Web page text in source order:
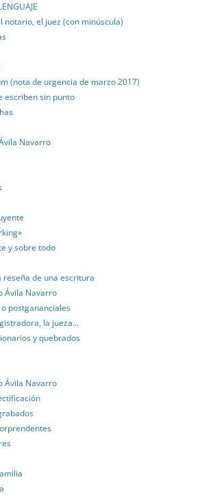
notario, el juez (con minúscula)
(nota de urgencia de marzo 2017)
escriben sin punto
Navarro
y sobre todo
de una escritura
Ávila Navarro
postgananciales
la jueza…
y quebrados
Ávila Navarro